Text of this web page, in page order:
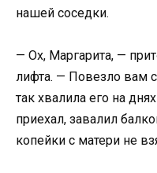
нашей соседки.
— Ох, Маргарита, —
лифта. — Повезло вам
так хвалила его на
приехал, завалил
копейки с матери не